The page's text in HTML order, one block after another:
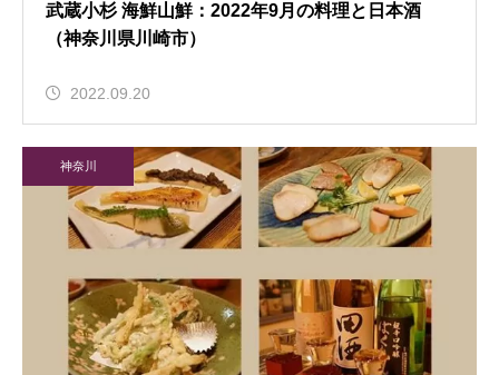
武蔵小杉 海鮮山鮮：2022年9月の料理と日本酒
（神奈川県川崎市）
2022.09.20
神奈川